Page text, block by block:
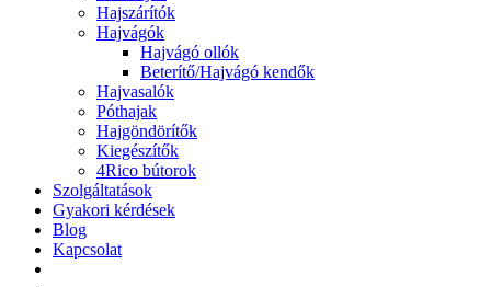
Hajszárítók
Hajvágók
Hajvágó ollók
Beterítő/Hajvágó kendők
Hajvasalók
Póthajak
Hajgöndörítők
Kiegészítők
4Rico bútorok
Szolgáltatások
Gyakori kérdések
Blog
Kapcsolat